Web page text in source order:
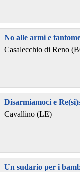
No alle armi e
Casalecchio di Reno
Disarmiamoci e
Cavallino (LE)
Un sudario per i